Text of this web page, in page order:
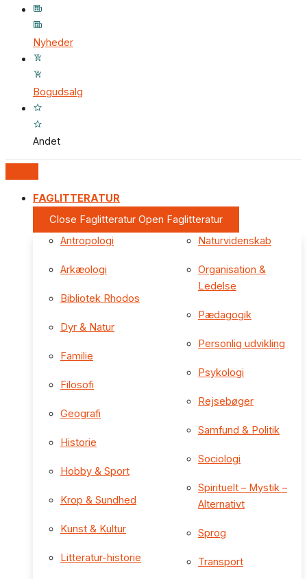
Nyheder
Bogudsalg
Andet
FAGLITTERATUR
Close Faglitteratur Open Faglitteratur
Antropologi
Arkæologi
Bibliotek Rhodos
Dyr & Natur
Familie
Filosofi
Geografi
Historie
Hobby & Sport
Krop & Sundhed
Kunst & Kultur
Litteratur-historie
Naturvidenskab
Organisation &
Ledelse
Pædagogik
Personlig udvikling
Psykologi
Rejsebøger
Samfund & Politik
Sociologi
Spirituelt – Mystik –
Alternativt
Sprog
Transport